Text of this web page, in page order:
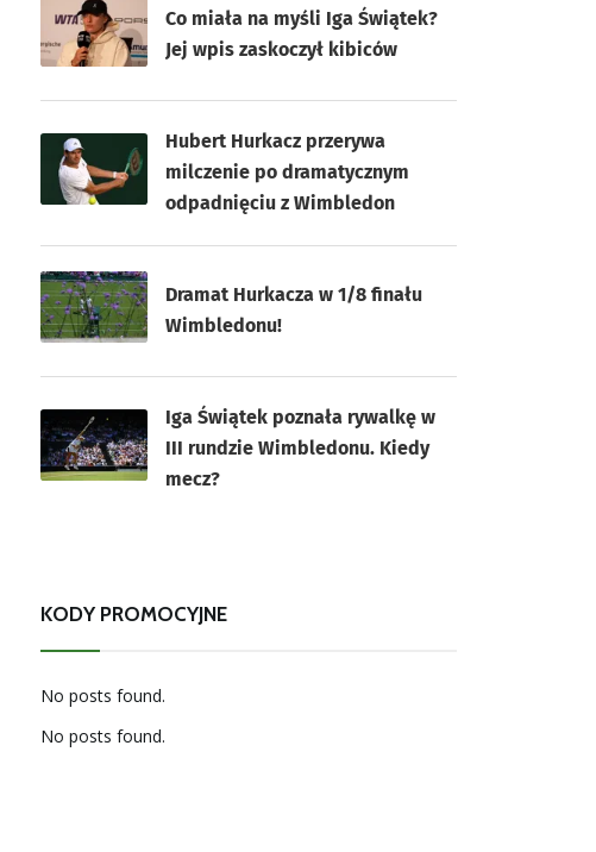
Co miała na myśli Iga Świątek?
Jej wpis zaskoczył kibiców
Hubert Hurkacz przerywa
milczenie po dramatycznym
odpadnięciu z Wimbledon
Dramat Hurkacza w 1/8 finału
Wimbledonu!
Iga Świątek poznała rywalkę w
III rundzie Wimbledonu. Kiedy
mecz?
KODY PROMOCYJNE
No posts found.
No posts found.